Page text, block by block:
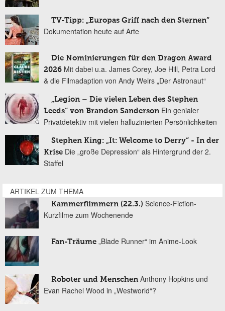
TV-Tipp: „Europas Griff nach den Sternen“
Dokumentation heute auf Arte
Die Nominierungen für den Dragon Award
2026 Mit dabei u.a. James Corey, Joe Hill, Petra Lord
& die Filmadaption von Andy Weirs „Der Astronaut“
„Legion – Die vielen Leben des Stephen
Leeds“ von Brandon Sanderson Ein genialer
Privatdetektiv mit vielen halluzinierten Persönlichkeiten
Stephen King: „It: Welcome to Derry“ - In der
Krise Die „große Depression“ als Hintergrund der 2.
Staffel
ARTIKEL ZUM THEMA
Kammerflimmern (22.3.) Science-Fiction-
Kurzfilme zum Wochenende
Fan-Träume „Blade Runner“ im Anime-Look
Roboter und Menschen Anthony Hopkins und
Evan Rachel Wood in „Westworld“?